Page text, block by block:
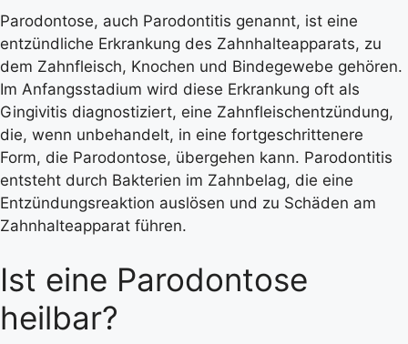
Parodontose, auch Parodontitis genannt, ist eine
entzündliche Erkrankung des Zahnhalteapparats, zu
dem Zahnfleisch, Knochen und Bindegewebe gehören.
Im Anfangsstadium wird diese Erkrankung oft als
Gingivitis diagnostiziert, eine Zahnfleischentzündung,
die, wenn unbehandelt, in eine fortgeschrittenere
Form, die Parodontose, übergehen kann. Parodontitis
entsteht durch Bakterien im Zahnbelag, die eine
Entzündungsreaktion auslösen und zu Schäden am
Zahnhalteapparat führen.
Ist eine Parodontose
heilbar?